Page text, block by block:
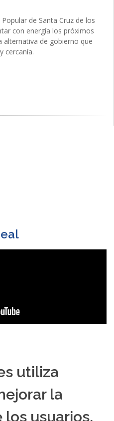
de Santa Cruz de los
con energía los próximos
alternativa de gobierno que
cercanía.
utiliza
la
usuarios,